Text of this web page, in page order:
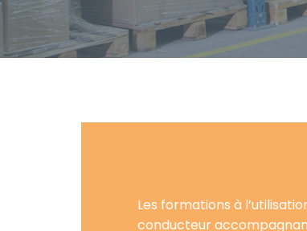
Les formations à
conducteur accompagnant